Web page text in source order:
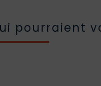
pourraient